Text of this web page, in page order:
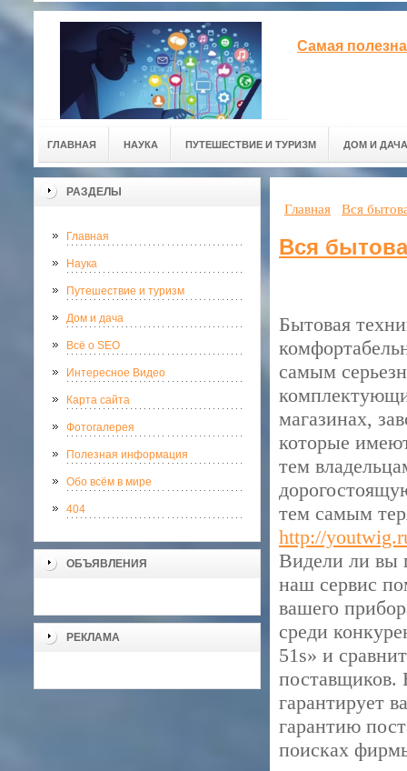
Самая
ГЛАВНАЯ НАУКА ПУТЕШЕСТВИЕ И ТУРИЗМ ДОМ И ДАЧА
РАЗДЕЛЫ
Главная
Наука
Путешествие и туризм
Дом и дача
Всё о SEO
Интересное Видео
Карта сайта
Фотогалерея
Полезная информация
Обо всём в мире
404
ОБЪЯВЛЕНИЯ
РЕКЛАМА
Главная Вся
Вся
Бытовая
самым
магазинах,
которые
тем
тем самым
http://
Видели ли вы
наш сервис
вашего
среди
51s» и
поставщиков.
гарантирует
гарантию
поисках